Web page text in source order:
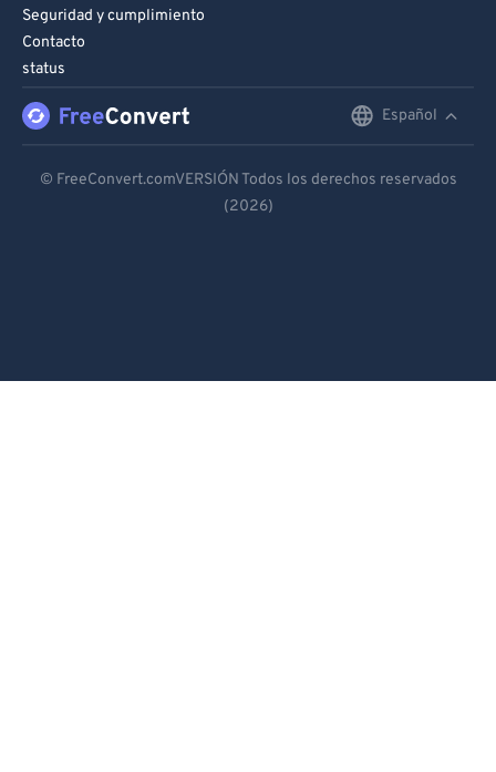
Seguridad y cumplimiento
Contacto
status
Español
Español
© FreeConvert.comVERSIÓN Todos los derechos reservados
(2026)